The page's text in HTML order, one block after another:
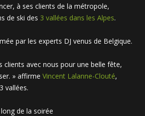
à ses clients de la métropole,
de ski des 3 vallées dans les Alpes.
par les experts DJ venus de Belgique.
clients avec nous pour une belle fête,
» affirme Vincent Lalanne-Clouté,
vallées.
de la soirée